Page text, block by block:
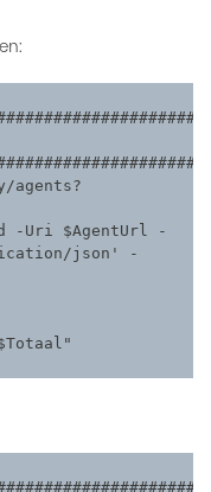
agents?
-Uri $AgentUrl -
json' -